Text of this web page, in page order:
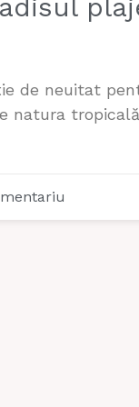
de neuitat
natura